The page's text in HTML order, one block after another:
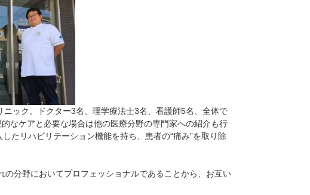
手厚い心理的なケアと必要な場合は他の医療分野の専門家への紹介も行